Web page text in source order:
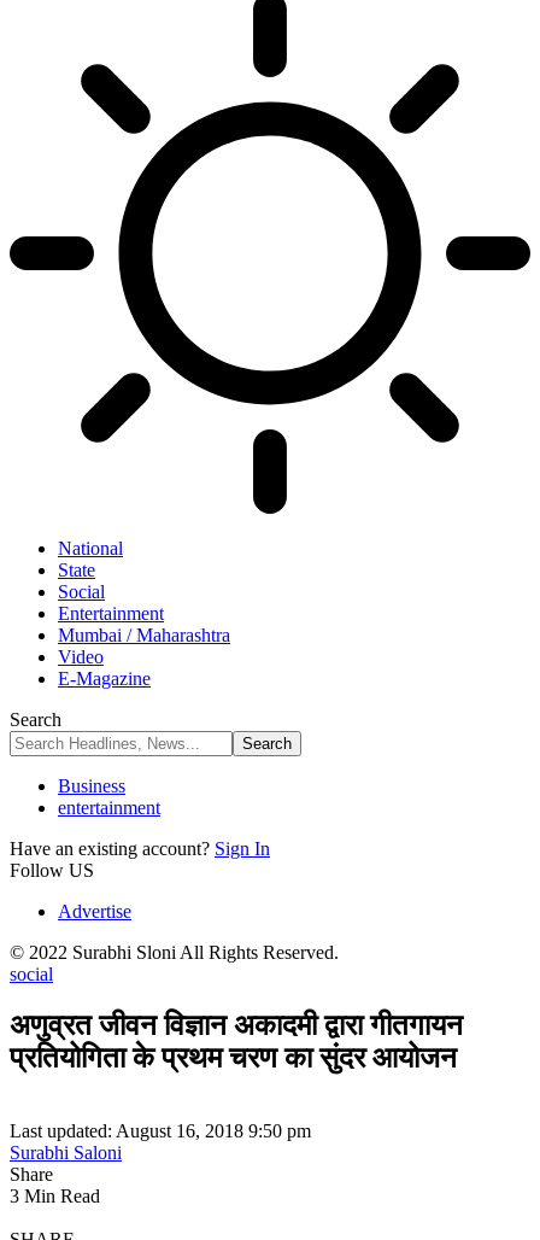
National
State
Social
Entertainment
Mumbai / Maharashtra
Video
E-Magazine
Search
Business
entertainment
Have an existing account? Sign In
Follow US
Advertise
© 2022 Surabhi Sloni All Rights Reserved.
social
अणुव्रत जीवन विज्ञान अकादमी द्वारा गीतगायन
प्रतियोगिता के प्रथम चरण का सुंदर आयोजन
Last updated: August 16, 2018 9:50 pm
Surabhi Saloni
Share
3 Min Read